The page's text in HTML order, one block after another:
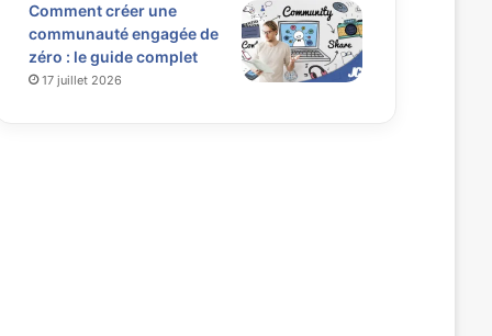
Comment créer une
communauté engagée de
zéro : le guide complet
17 juillet 2026